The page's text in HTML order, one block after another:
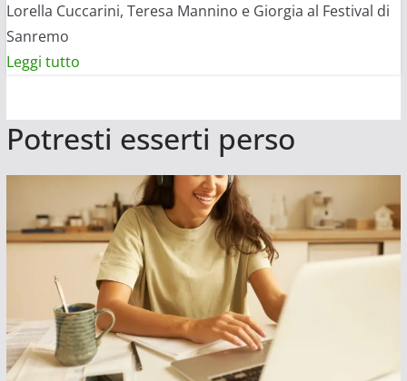
Lorella Cuccarini, Teresa Mannino e Giorgia al Festival di
Sanremo
Leggi tuttoLeggi
su
guadagnano
Fiorello,
Mengoni,
Giorgia,
Mannino
e
Cuccarini
a
Potresti esserti perso